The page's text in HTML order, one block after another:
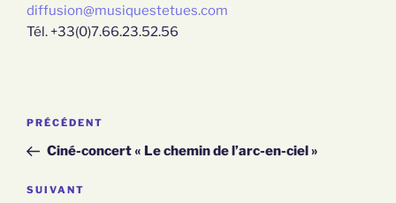
diffusion@musiquestetues.com
Tél. +33(0)7.66.23.52.56
NAVIGATION
DE
Article
précédent
PRÉCÉDENT
Ciné-concert « Le chemin de l’arc-en-ciel »
Article
SUIVANT